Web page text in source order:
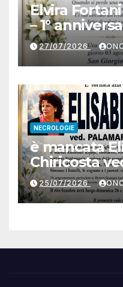
Elvira
– 1°
27/07/2026
NECROLOGIE
è mancata
Chiricosta
25/07/2026